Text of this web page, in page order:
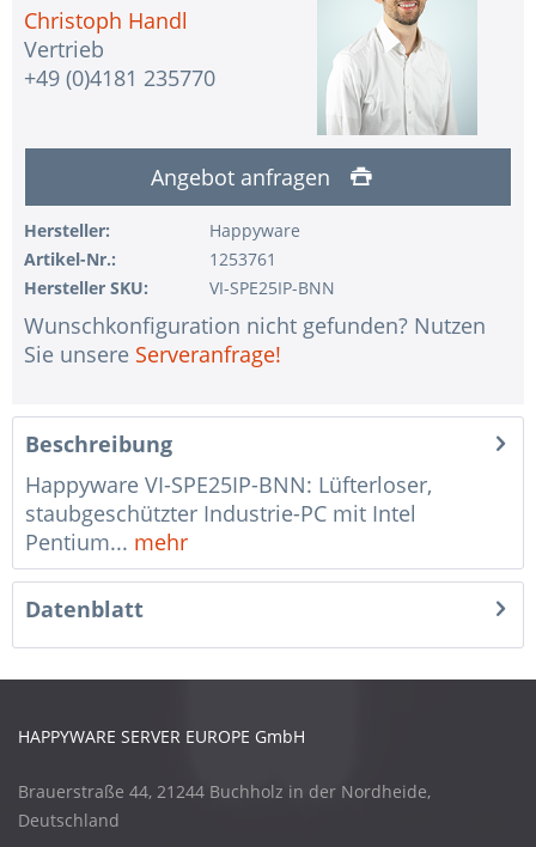
Christoph Handl
Vertrieb
+49 (0)4181 235770
Angebot anfragen
Hersteller:
Happyware
Artikel-Nr.:
1253761
Hersteller SKU:
VI-SPE25IP-BNN
Wunschkonfiguration nicht gefunden? Nutzen
Sie unsere Serveranfrage!
Beschreibung
Happyware VI-SPE25IP-BNN: Lüfterloser,
staubgeschützter Industrie-PC mit Intel
Pentium... mehr
Datenblatt
HAPPYWARE SERVER EUROPE GmbH
Brauerstraße 44, 21244 Buchholz in der Nordheide,
Deutschland